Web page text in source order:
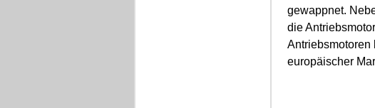
gewappnet.
die
Antriebsmotoren
europäischer